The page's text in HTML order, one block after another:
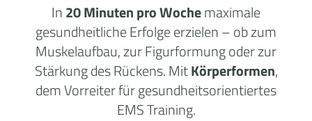
In20 Minuten pro Wochemaximale
gesundheitlicheErfolgeerzielen – ob zum
Muskelaufbau, zur Figurformung oder zur
Stärkung des Rückens. MitKörperformen,
dem Vorreiter für gesundheitsorientiertes
EMS Training.